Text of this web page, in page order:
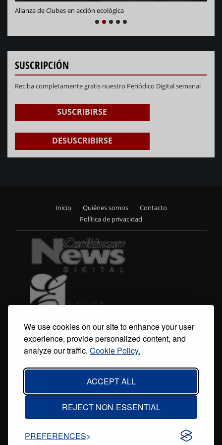
We use cookies on our site to enhance your user
experience, provide personalized content, and
analyze our traffic. Cookie Policy.
ACCEPT ALL
REJECT NON-ESSENTIAL
PREFERENCES
Alianza de Clubes en acción ecológica
PREVIOUS
SUSCRIPCIÓN
Reciba completamente gratis nuestro Periódico Digital semanal
SUSCRIBIRSE
DESUSCRIBIRSE
menu
Inicio Quiénes somos
Contacto
Política de privacidad